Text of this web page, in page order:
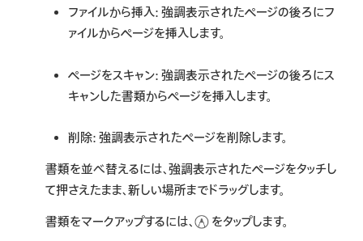
ファイルから挿入: 強調表示されたページの後ろにフ
ァイルからページを挿入します。
ページをスキャン: 強調表示されたページの後ろにス
キャンした書類からページを挿入します。
削除: 強調表示されたページを削除します。
書類を並べ替えるには、強調表示されたページをタッチし
て押さえたまま、新しい場所までドラッグします。
書類をマークアップするには、
をタップします。